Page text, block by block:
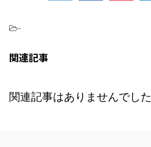
-
関連記事
関連記事はありませんでした